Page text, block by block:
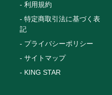
利用規約
特定商取引法に基づく表
記
プライバシーポリシー
サイトマップ
KING STAR